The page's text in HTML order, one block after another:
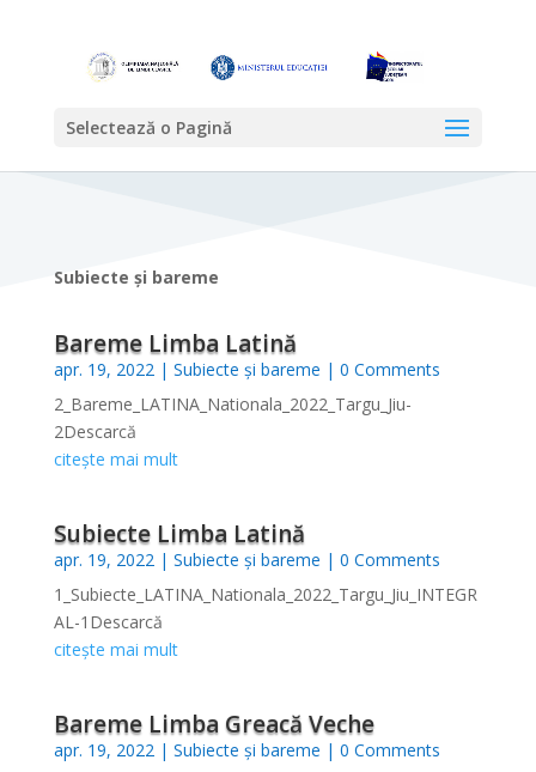
Selectează o Pagină
Subiecte și bareme
Bareme Limba Latină
apr. 19, 2022| Subiecte și bareme | 0 Comments
2_Bareme_LATINA_Nationala_2022_Targu_Jiu-
2Descarcă
citește mai mult
Subiecte Limba Latină
apr. 19, 2022| Subiecte și bareme | 0 Comments
1_Subiecte_LATINA_Nationala_2022_Targu_Jiu_INTEGR
AL-1Descarcă
citește mai mult
Bareme Limba Greacă Veche
apr. 19, 2022| Subiecte și bareme | 0 Comments